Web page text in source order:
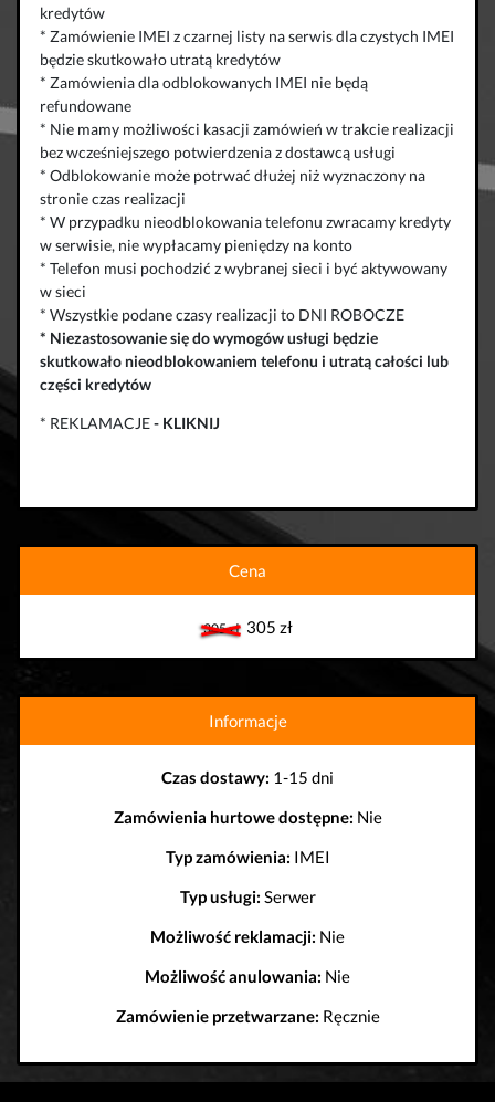
kredytów
* Zamówienie IMEI z czarnej listy na serwis dla czystych IMEI
będzie skutkowało utratą kredytów
* Zamówienia dla odblokowanych IMEI nie będą
refundowane
* Nie mamy możliwości kasacji zamówień w trakcie realizacji
bez wcześniejszego potwierdzenia z dostawcą usługi
* Odblokowanie może potrwać dłużej niż wyznaczony na
stronie czas realizacji
* W przypadku nieodblokowania telefonu zwracamy kredyty
w serwisie, nie wypłacamy pieniędzy na konto
* Telefon musi pochodzić z wybranej sieci i być aktywowany
w sieci
* Wszystkie podane czasy realizacji to DNI ROBOCZE
* Niezastosowanie się do wymogów usługi będzie
skutkowało nieodblokowaniem telefonu i utratą całości lub
części kredytów
* REKLAMACJE- KLIKNIJ
Cena
305 zł305 zł
Informacje
Czas dostawy: 1-15 dni
Zamówienia hurtowe dostępne: Nie
Typ zamówienia: IMEI
Typ usługi: Serwer
Możliwość reklamacji: Nie
Możliwość anulowania: Nie
Zamówienie przetwarzane: Ręcznie